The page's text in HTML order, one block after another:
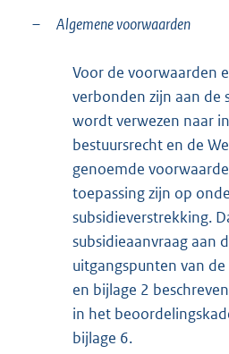
– Algemene voorwaarden
Voor de voorwaarden
verbonden zijn aan de
wordt verwezen naar
bestuursrecht en de
genoemde
toepassing zijn op
subsidieverstrekking.
subsidieaanvraag aan
uitgangspunten van de
en bijlage 2
in het
bijlage 6.